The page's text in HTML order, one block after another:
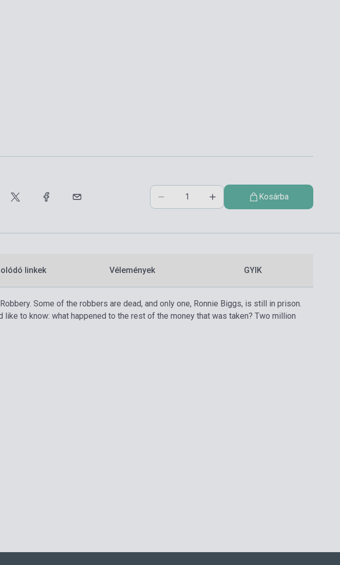
Kosárba
linkek Vélemények GYIK
Some of the robbers are dead, and only one, Ronnie Biggs, is still in prison.
to know: what happened to the rest of the money that was taken? Two million